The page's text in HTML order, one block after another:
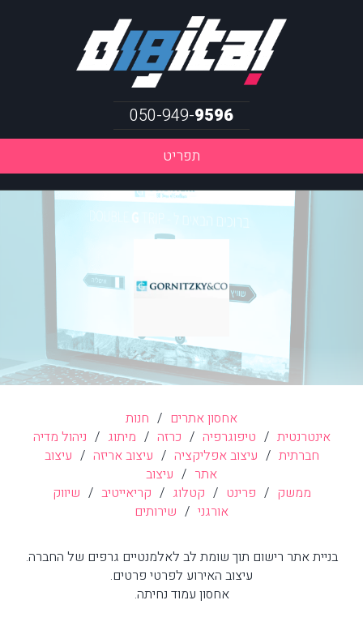
050-949-9596
תפריט
אחסון אתרים / חנות
אינטרנטית / טיפוגרפיה / כרזה / מיתוג / ניהול מדיה
חברתית / עיצוב אפליקציה / עיצוב אריזה / עיצוב
אתר / עיצוב
ממשק / פרינט / קטלוג / קריאייטיב / שיווק
אורגני / שירותים
בניית אתר רישום תוך שומת לב לאלמנטיים גרפים של החברה.
עיצוב האירוע לפרטי פרטים.
אחסון עמוד נחיתה.